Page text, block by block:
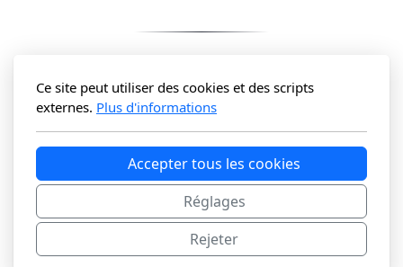
Ce site peut utiliser des cookies et des scripts
externes. Plus d'informations
Accepter tous les cookies
Réglages
Rejeter